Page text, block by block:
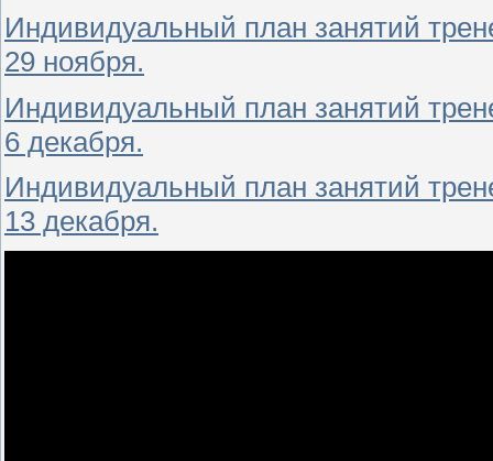
Индивидуальный план занятий
29 ноября.
Индивидуальный план занятий
6 декабря.
Индивидуальный план занятий
13 декабря.